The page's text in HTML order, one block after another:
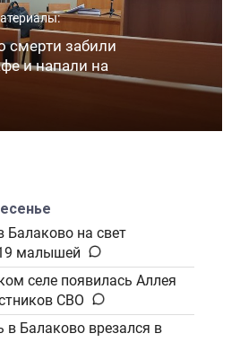
смерти забили
и напали на
Балаково на свет
малышей
селе появилась Аллея
СВО
в Балаково врезался в